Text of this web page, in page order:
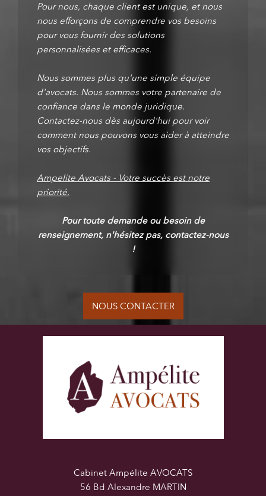
Pour nous, chaque client est unique, et nous
nous efforçons de comprendre vos besoins
pour vous fournir des solutions
personnalisées et efficaces.
Nous sommes plus qu'une simple équipe
d'avocats. Nous sommes votre partenaire de
confiance dans le monde juridique.
Contactez-nous dès aujourd'hui pour voir
comment nous pouvons vous aider à atteindre
vos objectifs.
Ampelite Avocats - Votre succès est notre
priorité.
Pour toute demande ou besoin de
renseignement, n'hésitez pas, contactez-nous
!
NOUS CONTACTER
Cabinet Ampélite AVOCATS
56 Bd Alexandre MARTIN